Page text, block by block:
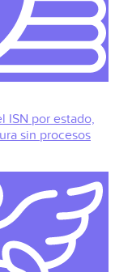
ISN por estado,
sin procesos